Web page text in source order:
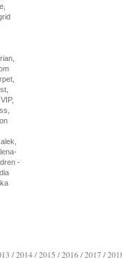
-
/ 2014 / 2015 / 2016 / 2017 /